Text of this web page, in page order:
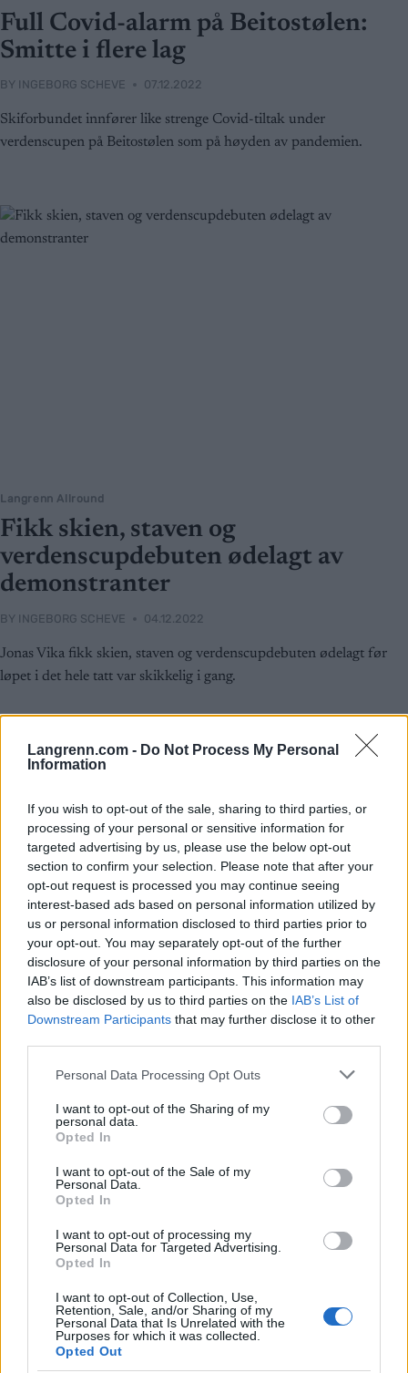
Langrenn.com - Do Not Process My Personal
Information
If you wish to opt-out of the sale, sharing to third parties, or
processing of your personal or sensitive information for
targeted advertising by us, please use the below opt-out
section to confirm your selection. Please note that after your
opt-out request is processed you may continue seeing
interest-based ads based on personal information utilized by
us or personal information disclosed to third parties prior to
your opt-out. You may separately opt-out of the further
disclosure of your personal information by third parties on the
IAB’s list of downstream participants. This information may
also be disclosed by us to third parties on the IAB’s List of
Downstream Participants that may further disclose it to other
Please note that this website/app uses one or more Google
not limited to your visit or usage behaviour. You may click to
grant or deny consent to Google and its third-party tags to
use your data for below specified purposes in below Google
consent section.
Personal Data Processing Opt Outs
I want to opt-out of the Sharing of my
personal data.
Opted In
I want to opt-out of the Sale of my
Personal Data.
Opted In
I want to opt-out of processing my
Personal Data for Targeted Advertising.
Opted In
I want to opt-out of Collection, Use,
Retention, Sale, and/or Sharing of my
Personal Data that Is Unrelated with the
Purposes for which it was collected.
Opted Out
Full Covid-alarm på Beitostølen:
Smitte i flere lag
BY INGEBORG SCHEVE 07.12.2022
Skiforbundet innfører like strenge Covid-tiltak under
verdenscupen på Beitostølen som på høyden av pandemien.
Langrenn Allround
Fikk skien, staven og
verdenscupdebuten ødelagt av
demonstranter
BY INGEBORG SCHEVE 04.12.2022
Jonas Vika fikk skien, staven og verdenscupdebuten ødelagt før
løpet i det hele tatt var skikkelig i gang.
INGEBORG SCHEVE
verdenscuprunden på Lillehammer i helga.